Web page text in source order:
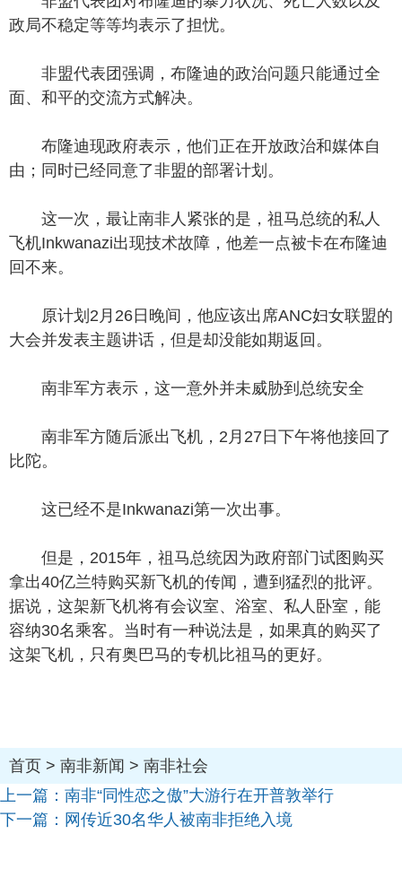
政局不稳定等等均表示了担忧。
非盟代表团强调，布隆迪的政治问题只能通过全
面、和平的交流方式解决。
布隆迪现政府表示，他们正在开放政治和媒体自
由；同时已经同意了非盟的部署计划。
这一次，最让南非人紧张的是，祖马总统的私人
飞机Inkwanazi出现技术故障，他差一点被卡在布隆迪
回不来。
原计划2月26日晚间，他应该出席ANC妇女联盟的
大会并发表主题讲话，但是却没能如期返回。
南非军方表示，这一意外并未威胁到总统安全
南非军方随后派出飞机，2月27日下午将他接回了
比陀。
这已经不是Inkwanazi第一次出事。
但是，2015年，祖马总统因为政府部门试图购买
拿出40亿兰特购买新飞机的传闻，遭到猛烈的批评。
据说，这架新飞机将有会议室、浴室、私人卧室，能
容纳30名乘客。当时有一种说法是，如果真的购买了
这架飞机，只有奥巴马的专机比祖马的更好。
首页 > 南非新闻 > 南非社会
上一篇： 南非“同性恋之傲”大游行在开普敦举行
下一篇： 网传近30名华人被南非拒绝入境